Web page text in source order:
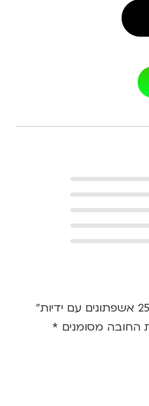
החובה מסומנים *